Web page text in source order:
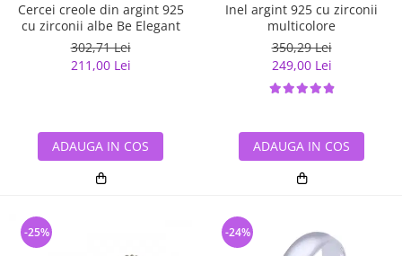
Cercei creole din argint 925
cu zirconii albe Be Elegant
302,71 Lei
211,00 Lei
ADAUGA IN COS
Inel argint 925 cu zirconii
multicolore
350,29 Lei
249,00 Lei
ADAUGA IN COS
-25% -24%